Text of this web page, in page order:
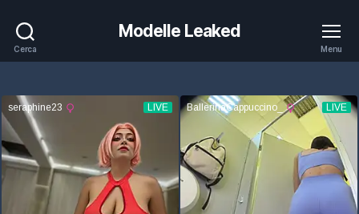
Cerca
Modelle Leaked
Menu